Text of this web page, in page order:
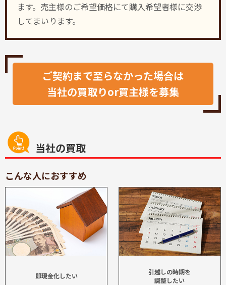
ます。売主様のご希望価格にて購入希望者様に交渉
してまいります。
ご契約まで至らなかった場合は
当社の買取りor買主様を募集
当社の買取
こんな人におすすめ
即現金化したい
引越しの時期を
調整したい